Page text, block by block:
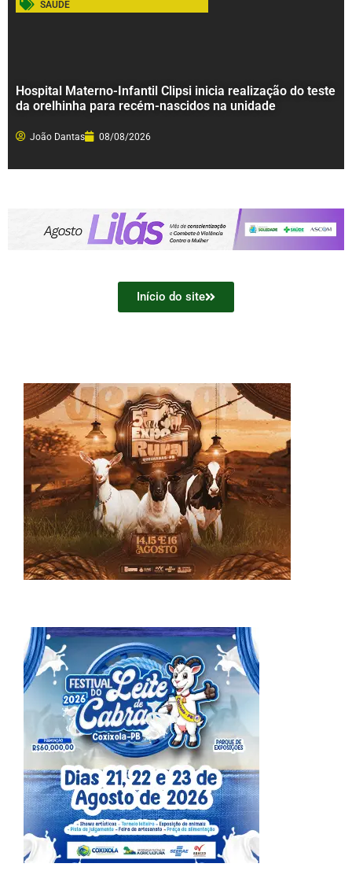
SAÚDE
Hospital Materno-Infantil Clipsi inicia realização do teste
da orelhinha para recém-nascidos na unidade
João Dantas 08/08/2026
Início do site